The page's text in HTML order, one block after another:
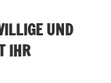
UND
IHR